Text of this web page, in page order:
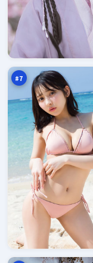
#7
西
号
塔
万
交
锋万